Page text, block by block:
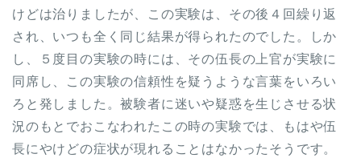
けどは治りましたが、この実験は、その後４回繰り返
され、いつも全く同じ結果が得られたのでした。しか
し、５度目の実験の時には、その伍長の上官が実験に
同席し、この実験の信頼性を疑うような言葉をいろい
ろと発しました。被験者に迷いや疑惑を生じさせる状
況のもとでおこなわれたこの時の実験では、もはや伍
長にやけどの症状が現れることはなかったそうです。